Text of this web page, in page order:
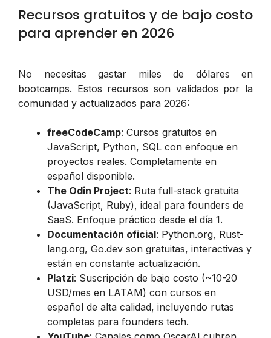
Recursos gratuitos y de bajo costo
para aprender en 2026
No necesitas gastar miles de dólares en
bootcamps. Estos recursos son validados por la
comunidad y actualizados para 2026:
freeCodeCamp: Cursos gratuitos en
JavaScript, Python, SQL con enfoque en
proyectos reales. Completamente en
español disponible.
The Odin Project: Ruta full-stack gratuita
(JavaScript, Ruby), ideal para founders de
SaaS. Enfoque práctico desde el día 1.
Documentación oficial: Python.org, Rust-
lang.org, Go.dev son gratuitas, interactivas y
están en constante actualización.
Platzi: Suscripción de bajo costo (~10-20
USD/mes en LATAM) con cursos en
español de alta calidad, incluyendo rutas
completas para founders tech.